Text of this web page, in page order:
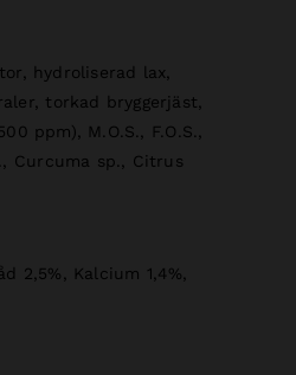
hydroliserad lax,
torkad bryggerjäst,
ppm), M.O.S., F.O.S.,
Curcuma sp., Citrus
2,5%, Kalcium 1,4%,